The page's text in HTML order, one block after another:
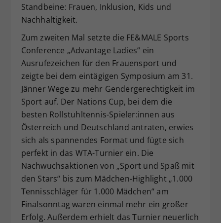
Standbeine: Frauen, Inklusion, Kids und
Nachhaltigkeit.
Zum zweiten Mal setzte die FE&MALE Sports
Conference „Advantage Ladies“ ein
Ausrufezeichen für den Frauensport und
zeigte bei dem eintägigen Symposium am 31.
Jänner Wege zu mehr Gendergerechtigkeit im
Sport auf. Der Nations Cup, bei dem die
besten Rollstuhltennis-Spieler:innen aus
Österreich und Deutschland antraten, erwies
sich als spannendes Format und fügte sich
perfekt in das WTA-Turnier ein. Die
Nachwuchsaktionen von „Sport und Spaß mit
den Stars“ bis zum Mädchen-Highlight „1.000
Tennisschläger für 1.000 Mädchen“ am
Finalsonntag waren einmal mehr ein großer
Erfolg. Außerdem erhielt das Turnier neuerlich